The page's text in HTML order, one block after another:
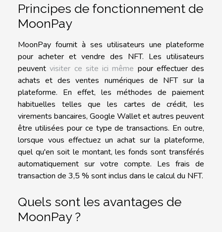
Principes de fonctionnement de
MoonPay
MoonPay fournit à ses utilisateurs une plateforme
pour acheter et vendre des NFT. Les utilisateurs
peuventvisiter ce site ici même pour effectuer des
achats et des ventes numériques de NFT sur la
plateforme. En effet, les méthodes de paiement
habituelles telles que les cartes de crédit, les
virements bancaires, Google Wallet et autres peuvent
être utilisées pour ce type de transactions. En outre,
lorsque vous effectuez un achat sur la plateforme,
quel qu'en soit le montant, les fonds sont transférés
automatiquement sur votre compte. Les frais de
transaction de 3,5 % sont inclus dans le calcul du NFT.
Quels sont les avantages de
MoonPay ?